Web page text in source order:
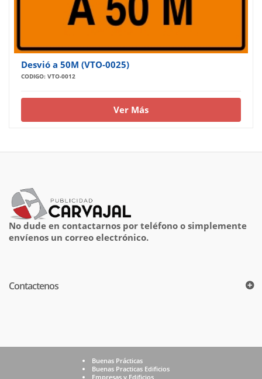
Desvió a 50M (VTO-0025)
CODIGO: VTO-0012
Ver Más
No dude en contactarnos por teléfono o simplemente
envíenos un correo electrónico.
Contactenos
Buenas Prácticas
Buenas Practicas Edificios
Empresas y Edificios